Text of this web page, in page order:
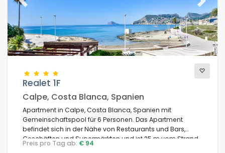
Previous Next
Realet 1F
Calpe, Costa Blanca, Spanien
Apartment in Calpe, Costa Blanca, Spanien mit
Gemeinschaftspool für 6 Personen. Das Apartment
befindet sich in der Nähe von Restaurants und Bars,
Geschäften und Supermärkten und ist 25 m vom Strand
Cala del Morelló entfernt.
Preis pro Tag ab: € 94